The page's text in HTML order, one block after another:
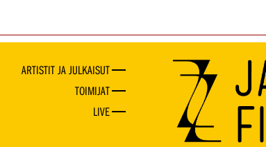
ARTISTIT JA JULKAISUT
TOIMIJAT
LIVE